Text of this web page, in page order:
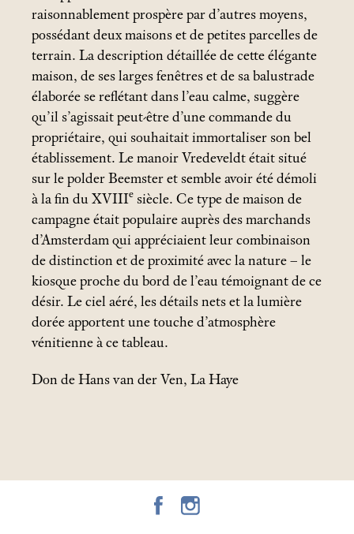
raisonnablement prospère par d’autres moyens,
possédant deux maisons et de petites parcelles de
terrain. La description détaillée de cette élégante
maison, de ses larges fenêtres et de sa balustrade
élaborée se reflétant dans l’eau calme, suggère
qu’il s’agissait peut-être d’une commande du
propriétaire, qui souhaitait immortaliser son bel
établissement. Le manoir Vredeveldt était situé
sur le polder Beemster et semble avoir été démoli
à la fin du XVIIIe siècle. Ce type de maison de
campagne était populaire auprès des marchands
d’Amsterdam qui appréciaient leur combinaison
de distinction et de proximité avec la nature – le
kiosque proche du bord de l’eau témoignant de ce
désir. Le ciel aéré, les détails nets et la lumière
dorée apportent une touche d’atmosphère
vénitienne à ce tableau.
Don de Hans van der Ven, La Haye